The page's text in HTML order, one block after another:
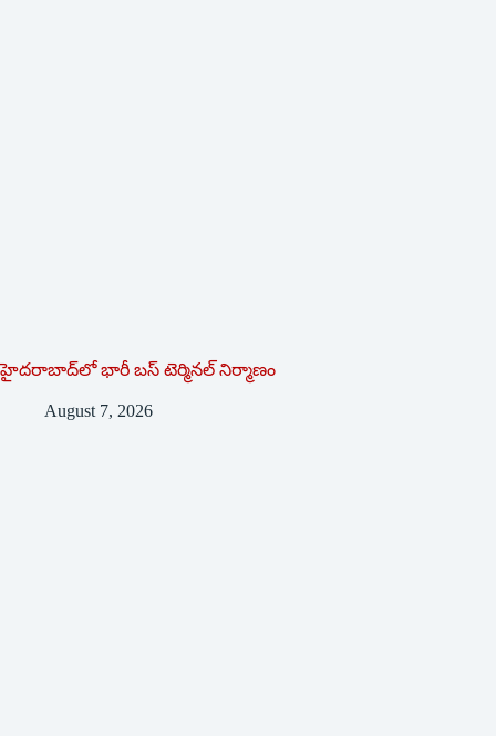
హైదరాబాద్‌లో భారీ బస్‌ ‌టెర్మినల్‌ ‌నిర్మాణం
August 7, 2026